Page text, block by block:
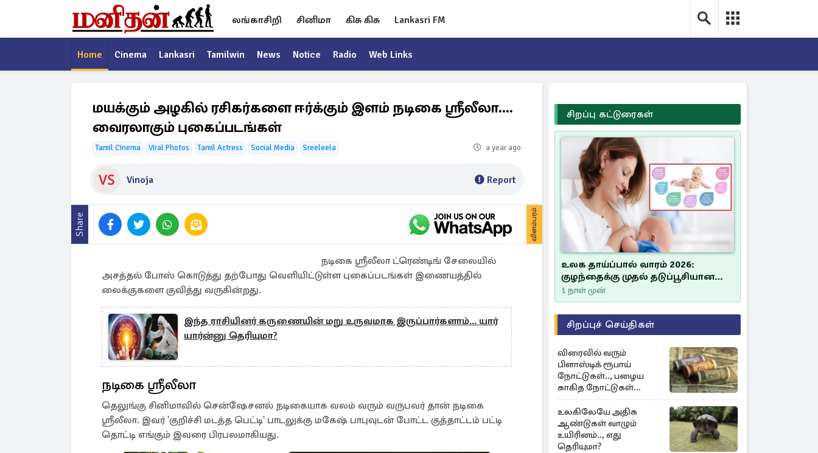
லங்காசிறி சினிமா கிசு கிசு Lankasri FM
Home Cinema Lankasri Tamilwin News Notice Radio Web Links
மயக்கும் அழகில் ரசிகர்களை ஈர்க்கும் இளம் நடிகை ஸ்ரீலீலா....
வைரலாகும் புகைப்படங்கள்
Tamil Cinema Viral Photos Tamil Actress Social Media Sreeleela a year ago
Vinoja Report
Share விளம்பரம்
நடிகை ஸ்ரீலீலா ட்ரெண்டிங் சேலையில்
அசத்தல் போஸ் கொடுத்து தற்போது வெளியிட்டுள்ள புகைப்படங்கள் இணையத்தில்
லைக்குகளை குவித்து வருகின்றது.
இந்த ராசியினர் கருணையின் மறு உருவமாக இருப்பார்களாம்... யார்
யார்ன்னு தெரியுமா?
நடிகை ஸ்ரீலீலா
தெலுங்கு சினிமாவில் சென்ஷேசனல் நடிகையாக வலம் வரும் வருபவர் தான் நடிகை
ஸ்ரீலீலா. இவர் 'குறிச்சி மடத்த பெட்டி' பாடலுக்கு மகேஷ் பாபுவுடன் போட்ட குத்தாட்டம் பட்டி
தொட்டி எங்கும் இவரை பிரபலமாகியது.
சிறப்பு கட்டுரைகள்
உலக தாய்ப்பால் வாரம் 2026:
குழந்தைக்கு முதல் தடுப்பூசியான
சீம்பாலின் முக்கியத்துவம்!
1 நாள் முன்
சிறப்புச் செய்திகள்
விரைவில் வரும்
பிளாஸ்டிக் ரூபாய்
நோட்டுகள்.., பழைய
காகித நோட்டுகள்
செல்லுமா?
உலகிலேயே அதிக
ஆண்டுகள் வாழும்
உயிரினம்.., எது
தெரியுமா?